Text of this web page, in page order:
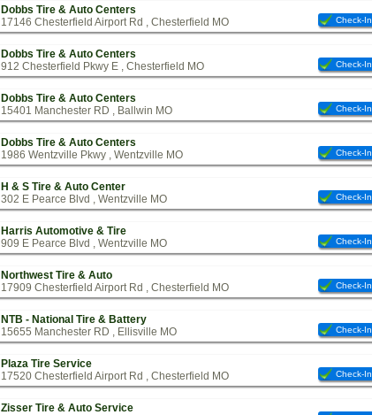
Dobbs Tire & Auto Centers
17146 Chesterfield Airport Rd , Chesterfield MO
Check-In
Dobbs Tire & Auto Centers
912 Chesterfield Pkwy E , Chesterfield MO
Check-In
Dobbs Tire & Auto Centers
15401 Manchester RD , Ballwin MO
Check-In
Dobbs Tire & Auto Centers
1986 Wentzville Pkwy , Wentzville MO
Check-In
H & S Tire & Auto Center
302 E Pearce Blvd , Wentzville MO
Check-In
Harris Automotive & Tire
909 E Pearce Blvd , Wentzville MO
Check-In
Northwest Tire & Auto
17909 Chesterfield Airport Rd , Chesterfield MO
Check-In
NTB - National Tire & Battery
15655 Manchester RD , Ellisville MO
Check-In
Plaza Tire Service
17520 Chesterfield Airport Rd , Chesterfield MO
Check-In
Zisser Tire & Auto Service